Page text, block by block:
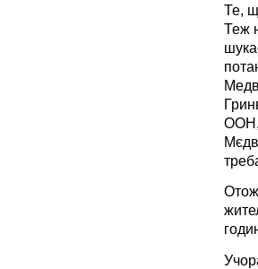
Те,
Теж
ООН,
Отож